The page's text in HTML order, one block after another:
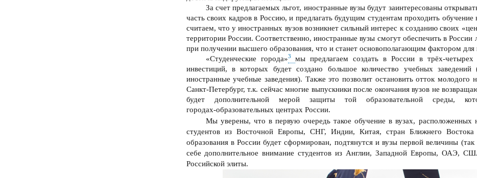
За счет предлагаемых льгот, иностранные вузы будут заинтересованы
часть своих кадров в Россию, и предлагать будущим студентам проходить
считаем, что у иностранных вузов возникнет сильный интерес к созданию своих
территории России. Соответственно, иностранные вузы смогут обеспечить в России
при получении высшего образования, что и станет основополагающим фактором для
«Студенческие города»3 мы предлагаем создать в России втрёх-четырех
инвестиций, в которых будет создано большое количество учебных
иностранные учебные заведения). Также это позволит остановить отток молодого
Санкт-Петербург, т.к. сейчас многие выпускники после окончания вузов не
будет дополнительной мерой защиты той образовательной среды,
городах-образовательных центрах России.
Мы уверены, что в первую очередь такое обучение в вузах, расположенных
студентов из Восточной Европы, СНГ, Индии, Китая, стран Ближнего
образования в России будет сформирован, подтянутся и вузы первой величины
себе дополнительное внимание студентов из Англии, Западной Европы, ОАЭ,
Российской элиты.